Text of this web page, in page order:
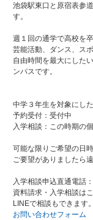
池袋駅東口と原宿表参
す。
週１回の通学で高校を
芸能活動、ダンス、ス
自由時間を最大にした
ンパスです。
中学３年生を対象にし
予約受付：受付中
入学相談：この時期の
可能な限りご希望の日
ご要望がありましたら
入学相談申込直通電話
資料請求・入学相談は
LINEで相談もできます。
お問い合わせフォーム